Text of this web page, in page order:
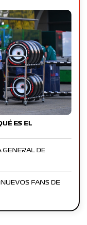
ES EL
GENERAL DE
FANS DE